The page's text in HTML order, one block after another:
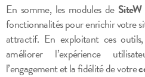
En somme, les modules de SiteW
fonctionnalités pour enrichir votre
attractif. En exploitant ces
améliorer l’expérience
l’engagement et la fidélité de votre